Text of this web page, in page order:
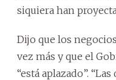
siquiera han
Dijo que los
vez más y que el
“está aplazado”.